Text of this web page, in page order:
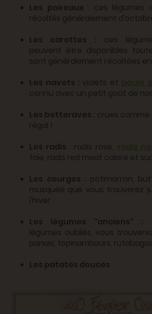
Les poireaux : ces légumes
récoltés généralement
Les carottes : ces
peuvent être disponibles
sont généralement récoltées
Les navets : violets et boule
connu avec un petit goût de
Les betteraves : crues
régal !
Les radis : radis rose, radis
foie, radis red meat coloré et
Les courges : potimarron,
musquée que vous trouverez
l'hiver
Les légumes "anciens" :
légumes oubliés, vous
panais, topinambours,
Les patates douces